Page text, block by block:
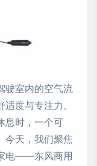
驶室内的空气流
度与专注力。
息时，一个可
今天，我们聚焦
电——东风商用